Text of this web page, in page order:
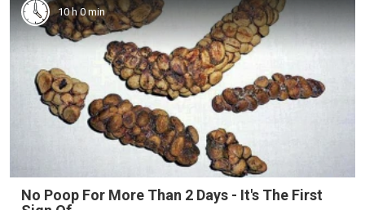
10 h 0 min
No Poop For More Than 2 Days - It's The First